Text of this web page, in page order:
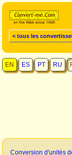
< tous les
EN ES PT RU
Conversion d'unités